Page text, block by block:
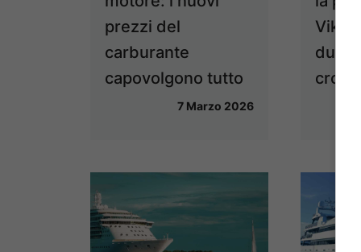
prezzi del
carburante
capovolgono tutto
7 Marzo 2026
due